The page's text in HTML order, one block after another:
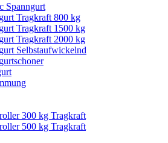
Spanngurt
Tragkraft 800 kg
Tragkraft 1500 kg
Tragkraft 2000 kg
Selbstaufwickelnd
300 kg Tragkraft
500 kg Tragkraft